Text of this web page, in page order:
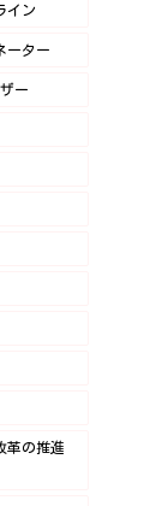
イン
ーター
ー
革の推進